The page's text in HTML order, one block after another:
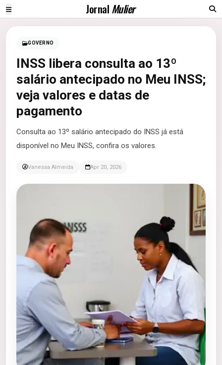
JornalMulier
GOVERNO
INSS libera consulta ao 13º
salário antecipado no Meu INSS;
veja valores e datas de
pagamento
Consulta ao 13º salário antecipado do INSS já está
disponível no Meu INSS, confira os valores.
Vanessa Almeida Apr 20, 2026